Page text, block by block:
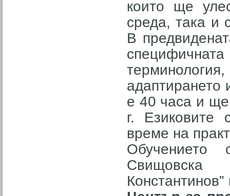
които ще
среда, така и
В
адаптирането
е 40 часа и
г. Езиковите
време на
Свищовска